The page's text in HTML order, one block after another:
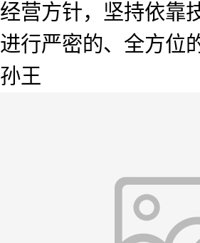
经营方针，坚持依靠
进行严密的、全方位
孙王